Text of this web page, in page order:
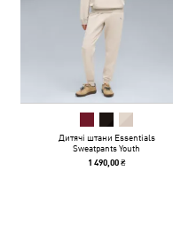
Дитячі штани Essentials
Sweatpants Youth
1 490,00 ₴